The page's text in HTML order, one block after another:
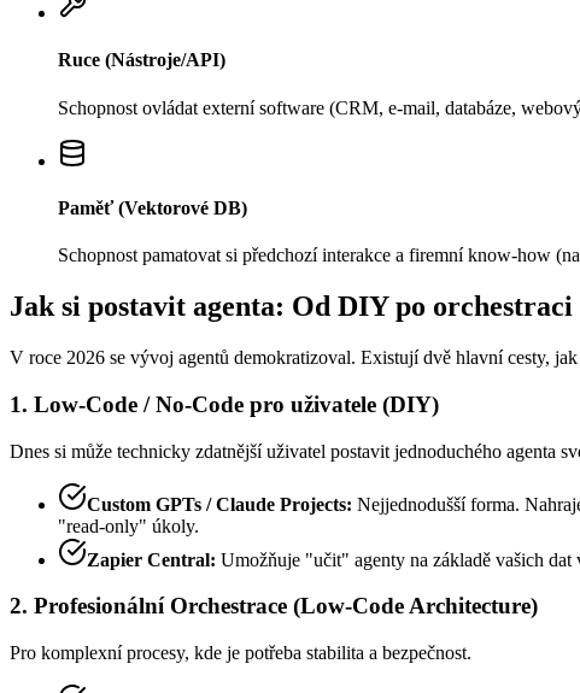
Ruce (Nástroje/API)
Schopnost ovládat externí software (CRM, e-mail, databáze,
Paměť (Vektorové DB)
Schopnost pamatovat si předchozí interakce a firemní know-how
Jak si postavit agenta: Od DIY po orchestraci
V roce 2026 se vývoj agentů demokratizoval. Existují dvě hlavní cesty,
1. Low-Code / No-Code pro uživatele (DIY)
Dnes si může technicky zdatnější uživatel postavit jednoduchého agenta
Custom GPTs / Claude Projects: Nejjednodušší forma.
"read-only" úkoly.
Zapier Central: Umožňuje "učit" agenty na základě vašich
2. Profesionální Orchestrace (Low-Code Architecture)
Pro komplexní procesy, kde je potřeba stabilita a bezpečnost.